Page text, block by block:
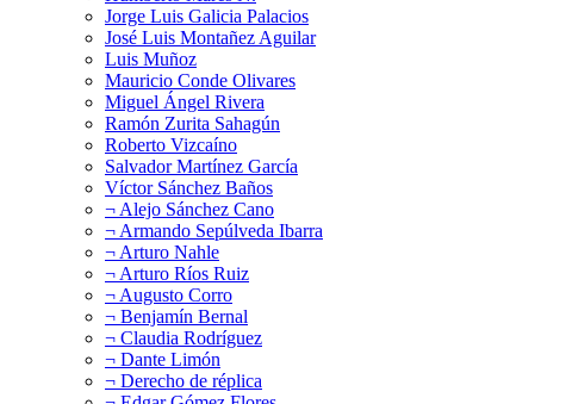
Jorge Luis Galicia Palacios
José Luis Montañez Aguilar
Luis Muñoz
Mauricio Conde Olivares
Miguel Ángel Rivera
Ramón Zurita Sahagún
Roberto Vizcaíno
Salvador Martínez García
Víctor Sánchez Baños
¬ Alejo Sánchez Cano
¬ Armando Sepúlveda Ibarra
¬ Arturo Nahle
¬ Arturo Ríos Ruiz
¬ Augusto Corro
¬ Benjamín Bernal
¬ Claudia Rodríguez
¬ Dante Limón
¬ Derecho de réplica